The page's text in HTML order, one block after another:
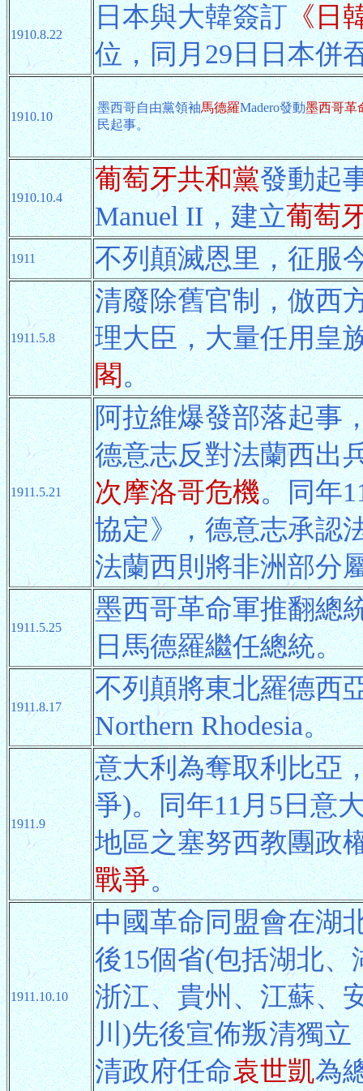
1910.8.22
日本與大韓簽訂《日
位，同月29日日本併
1910.10
墨西哥自由黨領袖馬德羅Madero發動墨西哥革
民起事。
1910.10.4
葡萄牙共和黨發動起
Manuel II，建立葡萄
1911 不列顛滅恩里，征服
1911.5.8
清廢除舊官制，倣西
理大臣，大量任用皇
閣。
1911.5.21
阿拉維爆發部落起事
德意志反對法蘭西出
次摩洛哥危機。同年
協定》，德意志承認
法蘭西則將非洲部分
1911.5.25
墨西哥革命軍推翻總
日馬德羅繼任總統。
1911.8.17
不列顛將東北羅德西
Northern Rhodesia。
1911.9
意大利為奪取利比亞
爭)。同年11月5日意
地區之塞努西教團政
戰爭。
1911.10.10
中國革命同盟會在湖
後15個省(包括湖北
浙江、貴州、江蘇、
川)先後宣佈叛清獨立
清政府任命袁世凱為